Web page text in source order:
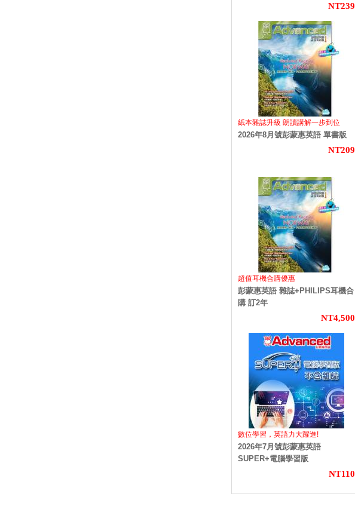
NT239
紙本雜誌升級 朗讀講解一步到位
2026年8月號彭蒙惠英語 單書版
NT209
超值耳機合購優惠
彭蒙惠英語 雜誌+PHILIPS耳機合
購 訂2年
NT4,500
數位學習，英語力大躍進!
2026年7月號彭蒙惠英語
SUPER+電腦學習版
NT110